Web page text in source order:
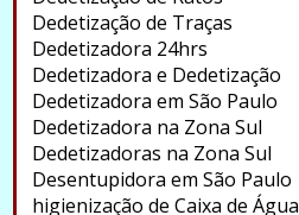
Dedetização de Traças
Dedetizadora 24hrs
Dedetizadora e Dedetização
Dedetizadora em São Paulo
Dedetizadora na Zona Sul
Dedetizadoras na Zona Sul
Desentupidora em São Paulo
higienização de Caixa de Água